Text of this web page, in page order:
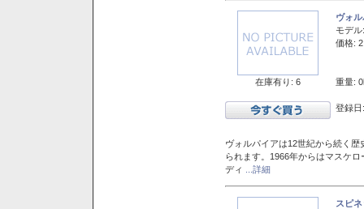
在庫有り: 6
ヴォ
モデル:
価格:
重量:
登録
ヴォルパイアは12世紀から続く
られます。1966年からはマスケ
ディ
...詳細
スピ